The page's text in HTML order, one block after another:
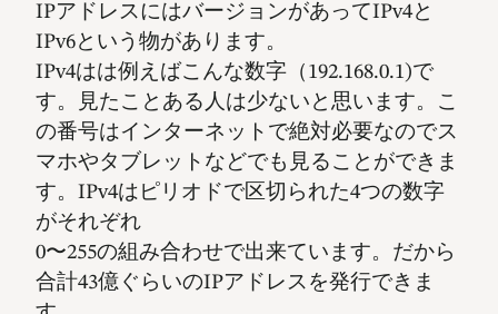
IPアドレスにはバージョンがあってIPv4と
IPv6という物があります。
IPv4はは例えばこんな数字（192.168.0.1)で
す。見たことある人は少ないと思います。こ
の番号はインターネットで絶対必要なのでス
マホやタブレットなどでも見ることができま
す。IPv4はピリオドで区切られた4つの数字
がそれぞれ
0〜255の組み合わせで出来ています。だから
合計43億ぐらいのIPアドレスを発行できま